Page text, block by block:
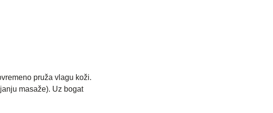
pruža vlagu koži.
masaže). Uz bogat